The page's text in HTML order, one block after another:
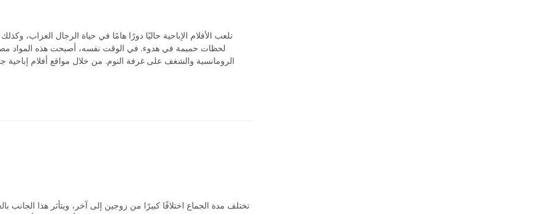
تلعب الأفلام الإباحية حاليًا دورًا هامًا في حياة الرجال العزاب،
لحظات حميمة في هدوء. في الوقت نفسه، أصبحت هذه المواد
الرومانسية والشغف على غرفة النوم. من خلال مواقع أفلام
تختلف مدة الجماع اختلافًا كبيرًا من زوجين إلى آخر، ويتأثر هذا الجانب